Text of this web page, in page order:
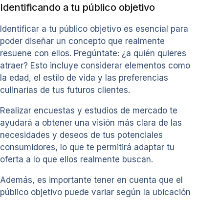
Identificando a tu público objetivo
Identificar a tu público objetivo es esencial para
poder diseñar un concepto que realmente
resuene con ellos. Pregúntate: ¿a quién quieres
atraer? Esto incluye considerar elementos como
la edad, el estilo de vida y las preferencias
culinarias de tus futuros clientes.
Realizar encuestas y estudios de mercado te
ayudará a obtener una visión más clara de las
necesidades y deseos de tus potenciales
consumidores, lo que te permitirá adaptar tu
oferta a lo que ellos realmente buscan.
Además, es importante tener en cuenta que el
público objetivo puede variar según la ubicación